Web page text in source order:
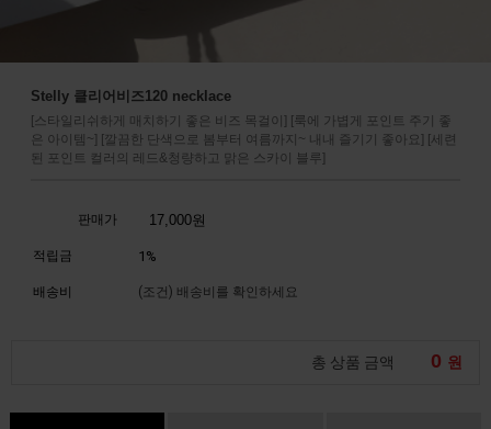
Stelly 클리어비즈120 necklace
[스타일리쉬하게 매치하기 좋은 비즈 목걸이] [룩에 가볍게 포인트 주기 좋
은 아이템~] [깔끔한 단색으로 봄부터 여름까지~ 내내 즐기기 좋아요] [세련
된 포인트 컬러의 레드&청량하고 맑은 스카이 블루]
판매가 17,000원
적립금 1%
배송비 (조건) 배송비를 확인하세요
총 상품 금액 0 원